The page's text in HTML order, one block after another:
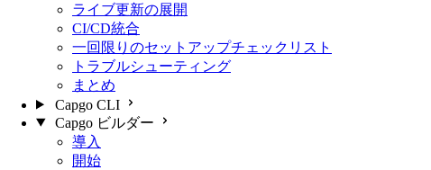
ライブ更新の展開
CI/CD統合
一回限りのセットアップチェックリスト
トラブルシューティング
まとめ
Capgo CLI
Capgo ビルダー
導入
開始